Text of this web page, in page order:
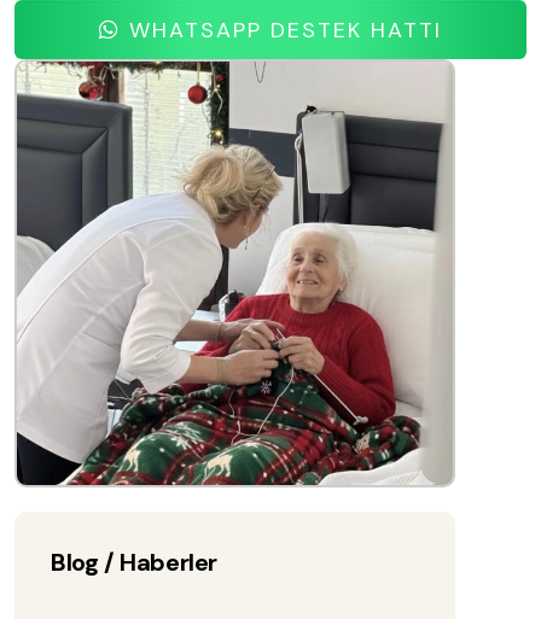
WHATSAPP DESTEK HATTI
Blog / Haberler